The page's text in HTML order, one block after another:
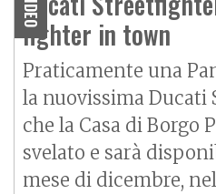
VIDEO
fighter in town
Praticamente una
la nuovissima Ducati
che la Casa di Borgo
svelato e sarà
mese di dicembre,